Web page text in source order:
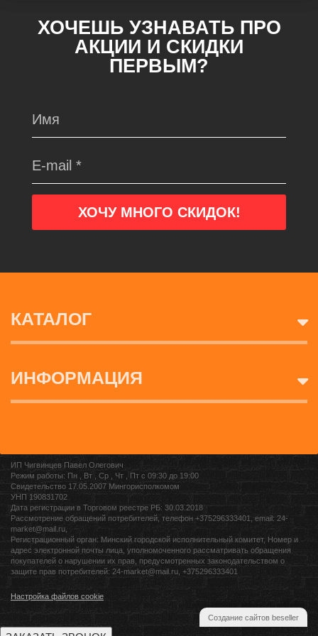
ХОЧЕШЬ УЗНАВАТЬ ПРО
АКЦИИ И СКИДКИ
ПЕРВЫМ?
КАТАЛОГ
ИНФОРМАЦИЯ
ИП Чигвинцев Павел Олегович
Режим работы: Пн , Вт , Ср , Чт , Пт c 09:30 до 19:00
Свидетельство 17.05.2007 Мингорисполкомом
УНП 190831702
Дата регистрации в Торговом реестре РБ: 30.03.2018
Рассмотрение обращений потребителей, телефон +375296333401, email: 24-
market@mail.ru,
Регистрационный орган: Минский городской исполнительный комитет, Номер и
адрес электронной почты лица, уполномоченного рассматривать обращения
покупателей о нарушении их прав, предусмотренных законодательством о
защите прав потребителей: 24-market@mail.ru, +375296333401
Настройка файлов cookie
Создание сайтов beseller